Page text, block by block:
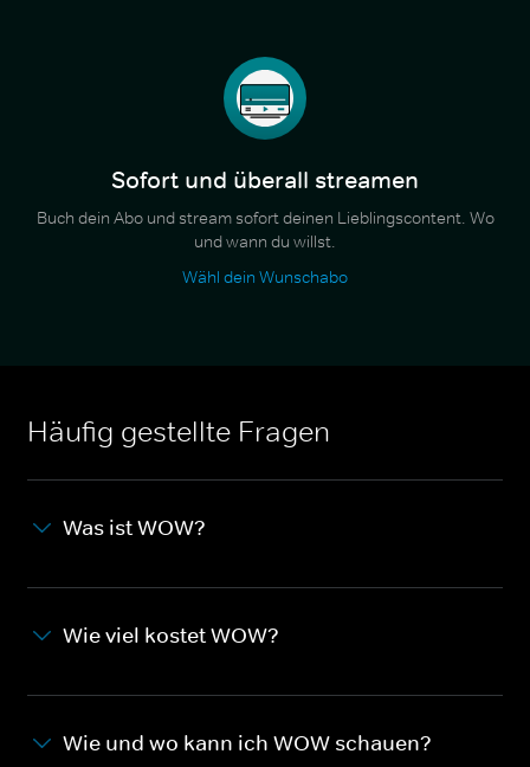
Sofort und überall streamen
Buch dein Abo und stream sofort deinen Lieblingscontent. Wo
und wann du willst.
Wähl dein Wunschabo
Häufig gestellte Fragen
Was ist WOW?
Wie viel kostet WOW?
Wie und wo kann ich WOW schauen?